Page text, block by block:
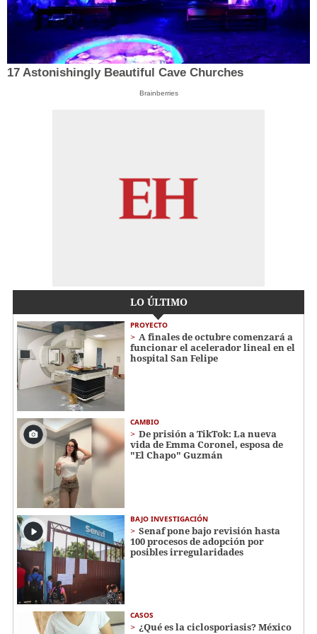
17 Astonishingly Beautiful Cave Churches
Brainberries
LO ÚLTIMO
PROYECTO
A finales de octubre comenzará a
funcionar el acelerador lineal en el
hospital San Felipe
CAMBIO
De prisión a TikTok: La nueva
vida de Emma Coronel, esposa de
"El Chapo" Guzmán
BAJO INVESTIGACIÓN
Senaf pone bajo revisión hasta
100 procesos de adopción por
posibles irregularidades
CASOS
¿Qué es la ciclosporiasis? México